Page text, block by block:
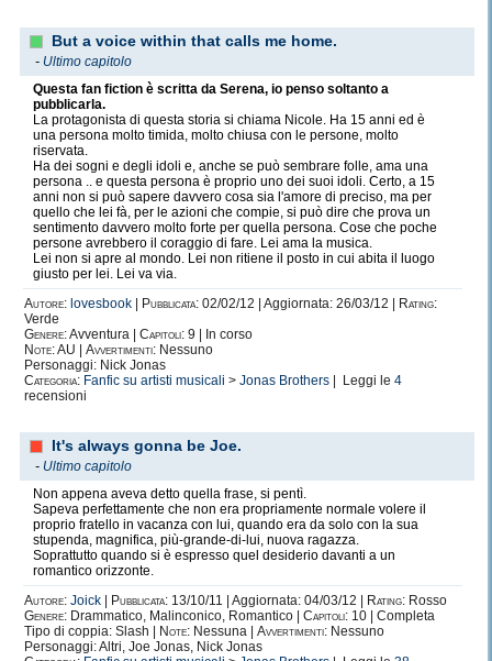
But a voice within that calls me home.
- Ultimo capitolo
Questa fan fiction è scritta da Serena, io penso soltanto a
pubblicarla.
La protagonista di questa storia si chiama Nicole. Ha 15 anni ed è
una persona molto timida, molto chiusa con le persone, molto
riservata.
Ha dei sogni e degli idoli e, anche se può sembrare folle, ama una
persona .. e questa persona è proprio uno dei suoi idoli. Certo, a 15
anni non si può sapere davvero cosa sia l'amore di preciso, ma per
quello che lei fà, per le azioni che compie, si può dire che prova un
sentimento davvero molto forte per quella persona. Cose che poche
persone avrebbero il coraggio di fare. Lei ama la musica.
Lei non si apre al mondo. Lei non ritiene il posto in cui abita il luogo
giusto per lei. Lei va via.
Autore: lovesbook Pubblicata: 02/02/12 | Aggiornata: 26/03/12 |
Rating:
Verde
Genere:Avventura | Capitoli: 9 | In corso
Note:AU | Avvertimenti: Nessuno
Personaggi: Nick Jonas
Categoria: Fanfic su artisti musicali > Jonas Brothers | Leggi le 4
recensioni
It's always gonna be Joe.
- Ultimo capitolo
Non appena aveva detto quella frase, si pentì.
Sapeva perfettamente che non era propriamente normale volere il
proprio fratello in vacanza con lui, quando era da solo con la sua
stupenda, magnifica, più-grande-di-lui, nuova ragazza.
Soprattutto quando si è espresso quel desiderio davanti a un
romantico orizzonte.
Autore: Joick Pubblicata: 13/10/11 | Aggiornata: 04/03/12 | Rating: Rosso
Genere: Drammatico, Malinconico, Romantico | Capitoli: 10 | Completa
Tipo di coppia: Slash |
Note: Nessuna | Avvertimenti: Nessuno
Personaggi: Altri, Joe Jonas, Nick Jonas